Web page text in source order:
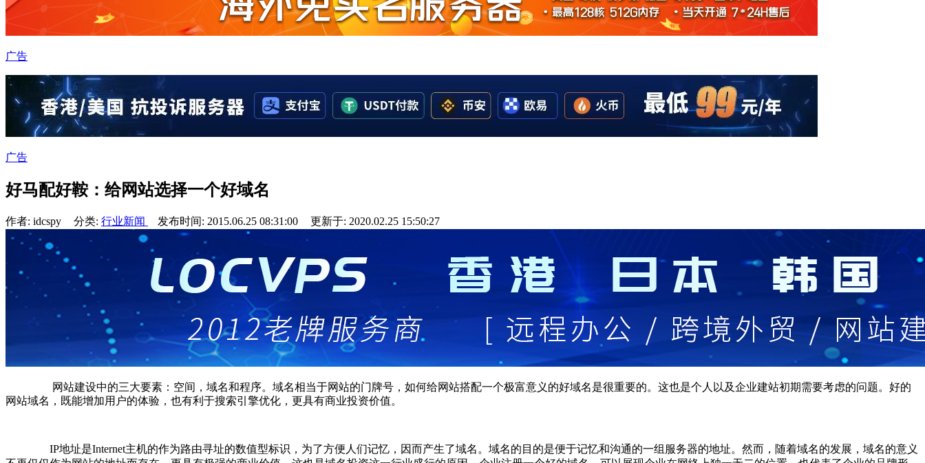
广告
广告
好马配好鞍：给网站选择一个好域名
作者: idcspy 分类: 行业新闻 发布时间: 2015.06.25 08:31:00 更新于: 2020.02.25 15:50:27
网站建设中的三大要素：空间，域名和程序。域名相当于网站的门牌号，如何给网站搭配一个极富意义的好域名是很重要的。这也是个人以及企业建站初期需要考虑的问题。好的
网站域名，既能增加用户的体验，也有利于搜索引擎优化，更具有商业投资价值。
IP地址是Internet主机的作为路由寻址的数值型标识，为了方便人们记忆，因而产生了域名。域名的目的是便于记忆和沟通的一组服务器的地址。然而，随着域名的发展，域名的意义